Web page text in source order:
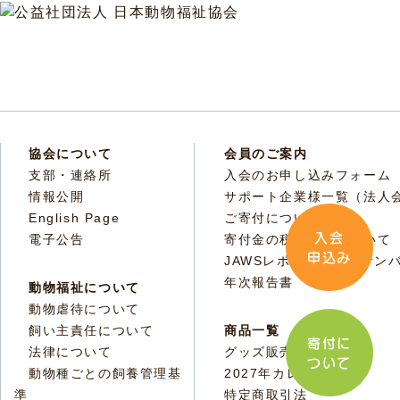
入会
申込み
寄付に
ついて
協会について
支部・連絡所
情報公開
English Page
電子公告
動物福祉について
動物虐待について
飼い主責任について
法律について
動物種ごとの飼養管理基
準
会員のご案内
入会のお申し込みフォーム
サポート企業様一覧（法人
ご寄付について
寄付金の税額控除について
JAWSレポートバックナン
年次報告書
商品一覧
グッズ販売
2027年カレンダー
特定商取引法